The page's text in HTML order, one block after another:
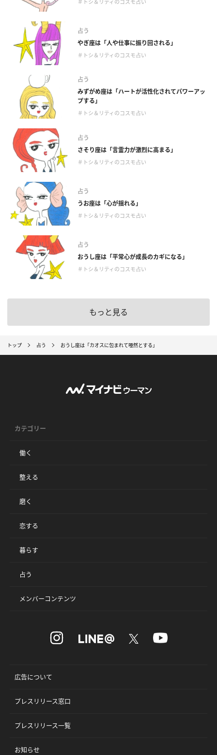
＃トシ＆リティのコスモ占い
占う
やぎ座は「人や仕事に振り回される」
＃トシ＆リティのコスモ占い
占う
みずがめ座は「ハートが活性化されてパワーアッ
プする」
＃トシ＆リティのコスモ占い
占う
さそり座は「言霊力が激烈に高まる」
＃トシ＆リティのコスモ占い
占う
うお座は「心が揺れる」
＃トシ＆リティのコスモ占い
占う
おうし座は「平常心が成長のカギになる」
＃トシ＆リティのコスモ占い
もっと見る
トップ 占う おうし座は「カオスに包まれて唖然とする」
カテゴリー
働く
整える
磨く
恋する
暮らす
占う
メンバーコンテンツ
広告について
プレスリリース窓口
プレスリリース一覧
お知らせ